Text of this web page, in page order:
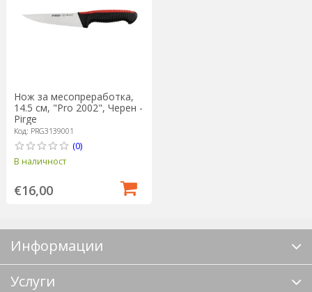
Нож за месопреработка,
14.5 см, "Pro 2002", Черен -
Pirge
Код: PRG3139001
(0)
В наличност
€16,00
Информации
Услуги